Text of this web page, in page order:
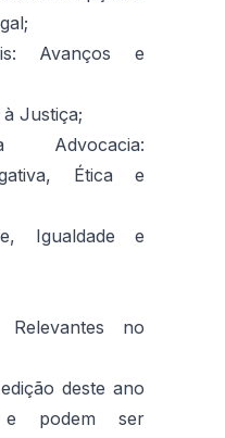
Avanços e
Justiça;
Advocacia:
Ética e
Igualdade e
no
deste ano
podem ser